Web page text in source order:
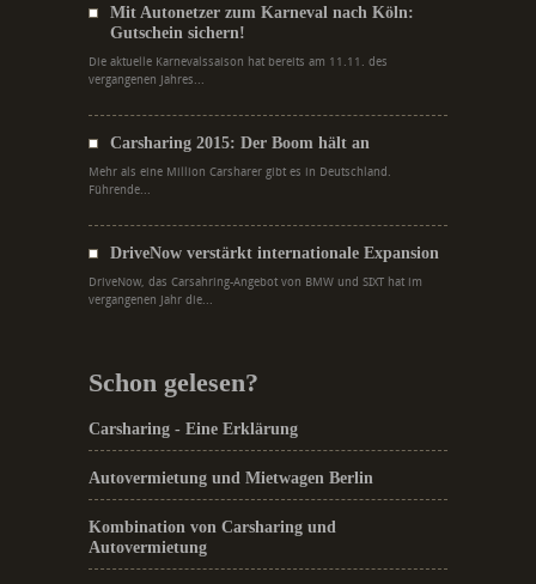
Mit Autonetzer zum Karneval nach Köln:
Gutschein sichern!
Die aktuelle Karnevalssaison hat bereits am 11.11. des
vergangenen Jahres...
Carsharing 2015: Der Boom hält an
Mehr als eine Million Carsharer gibt es in Deutschland.
Führende...
DriveNow verstärkt internationale Expansion
DriveNow, das Carsahring-Angebot von BMW und SIXT hat im
vergangenen Jahr die...
Schon gelesen?
Carsharing - Eine Erklärung
Autovermietung und Mietwagen Berlin
Kombination von Carsharing und
Autovermietung